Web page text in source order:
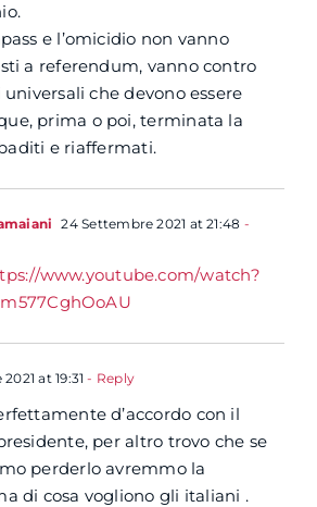
e l’omicidio non vanno
a referendum, vanno contro
che devono essere
prima o poi, terminata la
e riaffermati.
24 Settembre 2021 at 21:48 -
www.youtube.com/watch?
at 19:31 - Reply
d’accordo con il
per altro trovo che se
perderlo avremmo la
di cosa vogliono gli italiani .